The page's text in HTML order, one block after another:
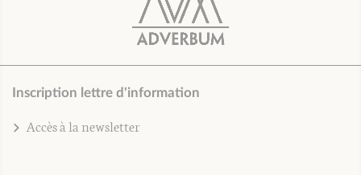
Inscription lettre d'information
Accès à la newsletter